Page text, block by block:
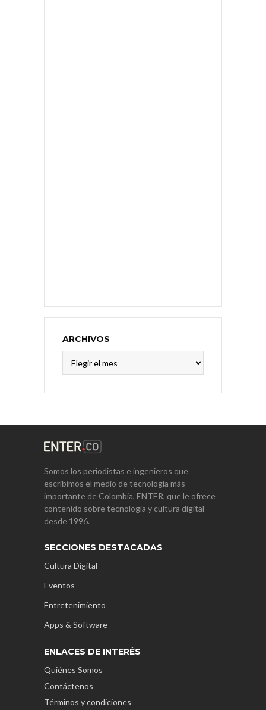
ARCHIVOS
Somos los periodistas e ingenieros que
escribimos el medio de tecnología más
importante de Colombia, ENTER, que le ofrece
contenido sobre tecnología y cultura digital
desde 1996.
SECCIONES DESTACADAS
Cultura Digital
Eventos
Entretenimiento
Apps & Software
ENLACES DE INTERÉS
Quiénes Somos
Contáctenos
Términos y condiciones